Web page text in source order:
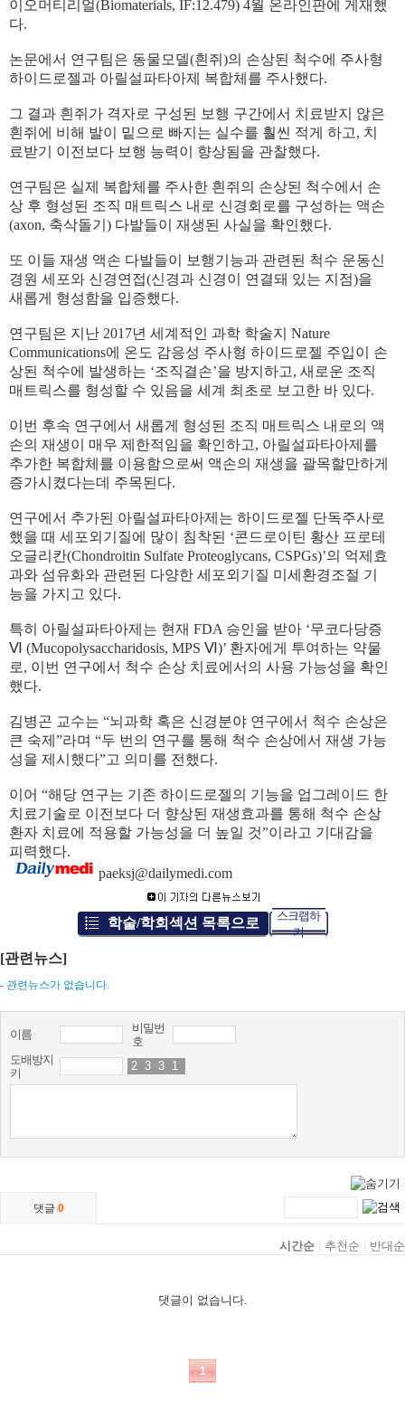
이오머티리얼(Biomaterials, IF:12.479) 4월 온라인판에 게재했
다.
논문에서 연구팀은 동물모델(흰쥐 )의 손상된 척수에 주사형
하이드로젤과 아릴설파타아제 복합체를 주사했다.
그 결과 흰쥐가 격자로 구성된 보행 구간에서 치료받지 않은
흰쥐에 비해 발이 밑으로 빠지는 실수를 훨씬 적게 하고, 치
료받기 이전보다 보행 능력이 향상됨을 관찰했다.
연구팀은 실제 복합체를 주사한 흰쥐의 손상된 척수에서 손
상 후 형성된 조직 매트릭스 내로 신경회로를 구성하는 액손
(axon, 축삭돌기 ) 다발들이 재생된 사실을 확인했다.
또 이들 재생 액손 다발들이 보행기능과 관련된 척수 운동신
경원 세포와 신경연접(신경과 신경이 연결돼 있는 지점)을
새롭게 형성함을 입증했다.
연구팀은 지난 2017년 세계적인 과학 학술지 Nature
Communications에 온도 감응성 주사형 하이드로젤 주입이 손
상된 척수에 발생하는 ‘조직결손’을 방지하고, 새로운 조직
매트릭스를 형성할 수 있음을 세계 최초로 보고한 바 있다.
이번 후속 연구에서 새롭게 형성된 조직 매트릭스 내로의 액
손의 재생이 매우 제한적임을 확인하고, 아릴설파타아제를
추가한 복합체를 이용함으로써 액손의 재생을 괄목할만하게
증가시켰다는데 주목된다.
연구에서 추가된 아릴설파타아제는 하이드로젤 단독주사로
했을 때 세포외기질에 많이 침착된 ‘콘드로이틴 황산 프로테
오글리칸(Chondroitin Sulfate Proteoglycans, CSPGs)’의 억제효
과와 섬유화와 관련된 다양한 세포외기질 미세환경조절 기
능을 가지고 있다.
특히 아릴설파타아제는 현재 FDA 승인을 받아 ‘무코다당증
Ⅵ (Mucopolysaccharidosis, MPS Ⅵ )’ 환자에게 투여하는 약물
로, 이번 연구에서 척수 손상 치료에서의 사용 가능성을 확인
했다.
김병곤 교수는 “뇌과학 혹은 신경분야 연구에서 척수 손상은
큰 숙제 ”라며 “두 번의 연구를 통해 척수 손상에서 재생 가능
성을 제시했다”고 의미를 전했다.
이어 “해당 연구는 기존 하이드로젤의 기능을 업그레이드 한
치료기술로 이전보다 더 향상된 재생효과를 통해 척수 손상
환자 치료에 적용할 가능성을 더 높일 것”이라고 기대감을
피력했다.
paeksj@dailymedi.com
학술/학회섹션 목록으로
스크랩하
기
[관련뉴스]
- 관련뉴스가 없습니다.